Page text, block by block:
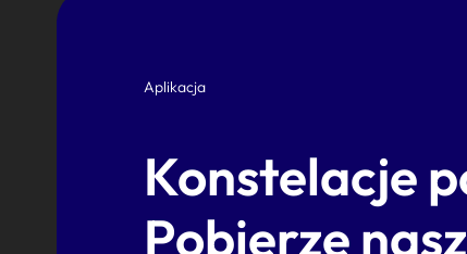
Aplikacja
Konstelacje
Pobierze